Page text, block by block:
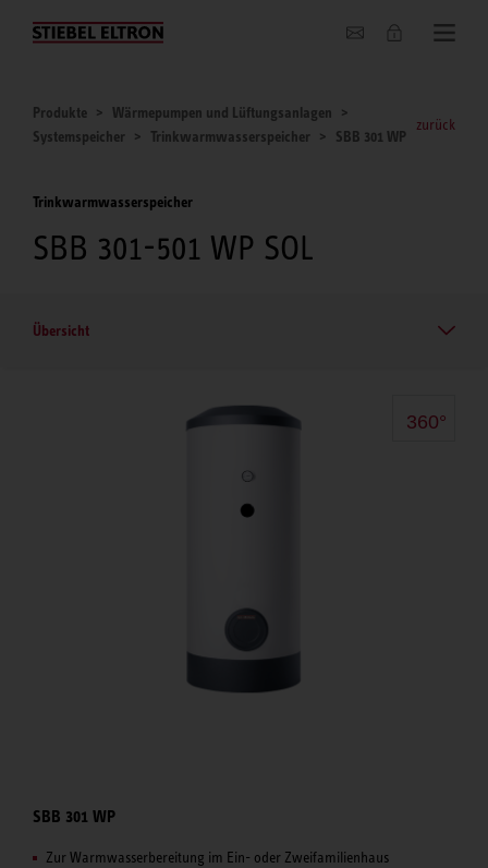
Unternehmen
Produkte
Wärmepumpen und Lüftungsanlagen
Systemspeicher
Trinkwarmwasserspeicher SBB 301 WP
zurück
Trinkwarmwasserspeicher
SBB 301-501 WP SOL
Übersicht
360°
SBB 301 WP
Zur Warmwasserbereitung im Ein- oder Zweifamilienhaus